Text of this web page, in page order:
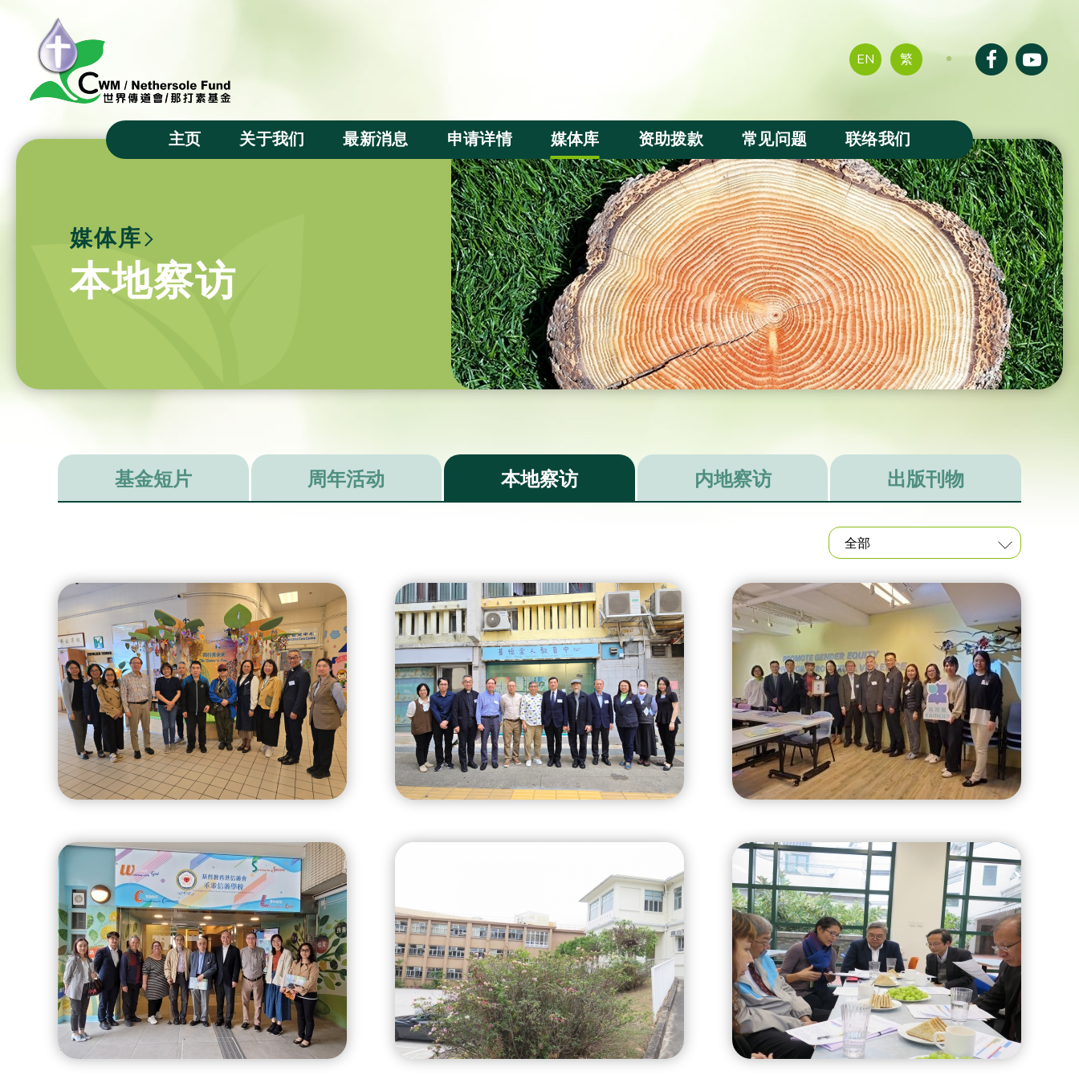
EN 繁
主页 关于我们 最新消息 申请详情
资助申请
评审准则
媒体库
基金短片
周年活动
本地察访
内地察访
出版刊物
资助拨款
拨款分配
受惠群体及成果
常见问题 联络我们
媒体库
本地察访
基金短片 周年活动 本地察访 内地察访 出版刊物
全部